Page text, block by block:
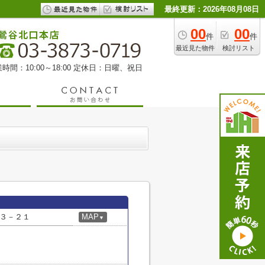
最終更新：2026年08月08日
00件
最近見た物件
00件
検討リスト
時間：10:00～18:00 定休日：日曜、祝日
－２１ MAP ▼